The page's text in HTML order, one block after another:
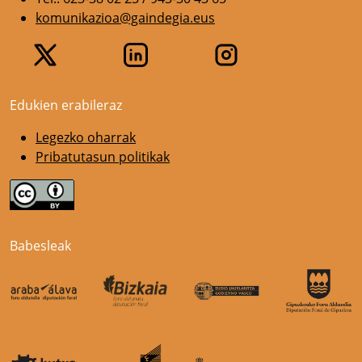
komunikazioa@gaindegia.eus
Edukien erabileraz
Legezko oharrak
Pribatutasun politikak
Babesleak